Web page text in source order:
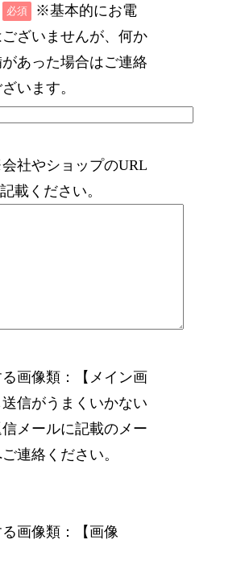
必須
※基本的にお電
ざいませんが、何か
あった場合はご連絡
います。
社やショップのURL
載ください。
画像類：【メイン画
信がうまくいかない
メールに記載のメー
連絡ください。
画像類：【画像